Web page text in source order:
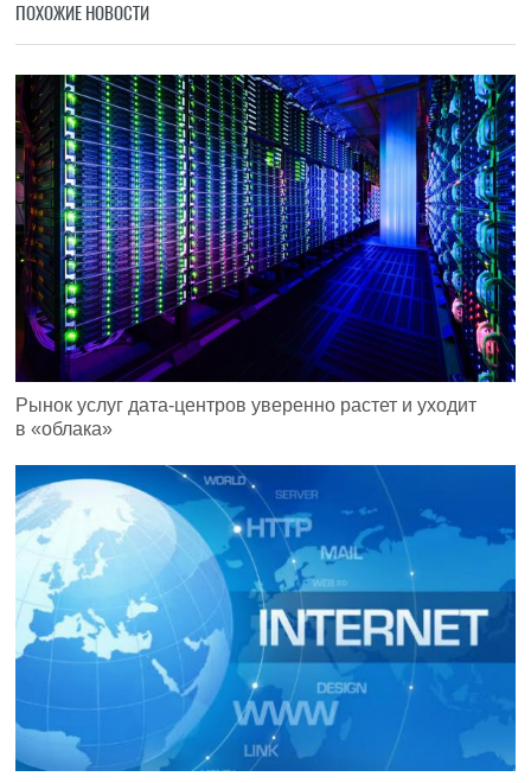
ПОХОЖИЕ НОВОСТИ
Рынок услуг дата-центров уверенно растет и уходит
в «облака»